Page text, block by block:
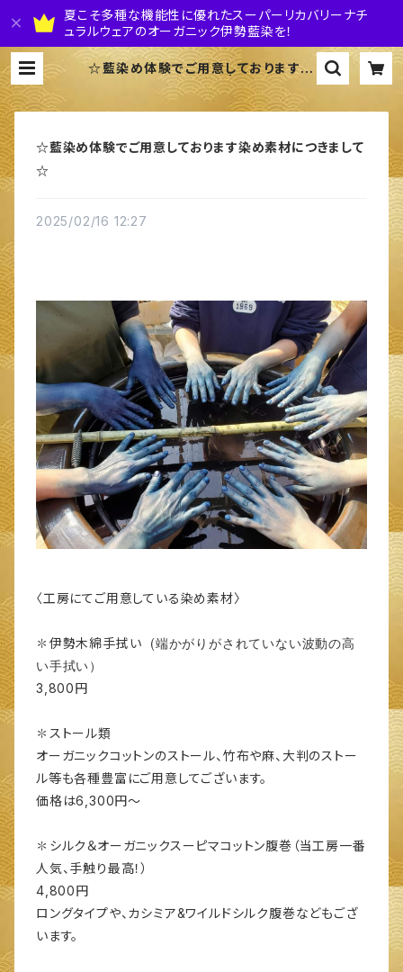
夏こそ多種な機能性に優れたスーパーリカバリーナチ
ュラルウェアのオーガニック伊勢藍染を！
☆藍染め体験でご用意しております染
め素材につきまして☆ | 株式会社 伊
勢藍JAPAN
☆藍染め体験でご用意しております染め素材につきまして
☆
2025/02/16 12:27
〈工房にてご用意している染め素材〉
✽伊勢木綿手拭い (端かがりがされていない波動の高
い手拭い）
3,800円
✽ストール類
オーガニックコットンのストール、竹布や麻、大判のストー
ル等も各種豊富にご用意してございます。
価格は6,300円～
✽シルク＆オーガニックスーピマコットン腹巻（当工房一番
人気、手触り最高！）
4,800円
ロングタイプや、カシミア&ワイルドシルク腹巻などもござ
います。